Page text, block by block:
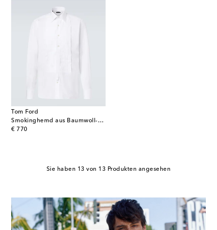
Tom Ford
Smokinghemd aus Baumwoll-Voile
€ 770
original price
Sie haben 13 von 13 Produkten angesehen